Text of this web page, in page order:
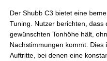
Der Shubb C3 bietet eine
Tuning. Nutzer berichten,
gewünschten Tonhöhe hält,
Nachstimmungen kommt.
Auftritte, bei denen eine